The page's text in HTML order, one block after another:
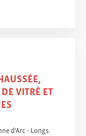
VITRÉ ET
d'Arc - Longs